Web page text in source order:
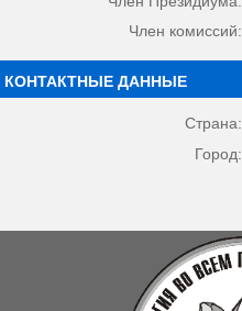
Член комиссий:
КОНТАКТНЫЕ ДАННЫЕ
Страна:
Город: